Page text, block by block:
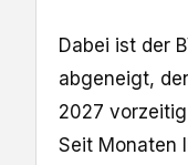
Dabei ist der
abgeneigt,
2027
Seit Monaten